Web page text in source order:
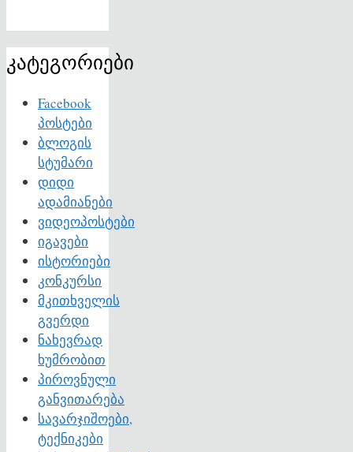
კატეგორიები
Facebook
პოსტები
ბლოგის
სტუმარი
დიდი
ადამიანები
ვიდეოპოსტები
იგავები
ისტორიები
კონკურსი
მკითხველის
გვერდი
ნახევრად
ხუმრობით
პიროვნული
განვითარება
სავარჯიშოები,
ტექნიკები